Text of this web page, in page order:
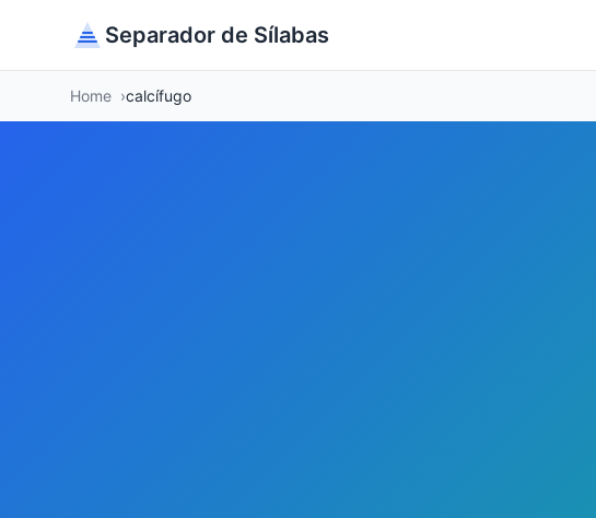
Separador de Sílabas
Home calcífugo